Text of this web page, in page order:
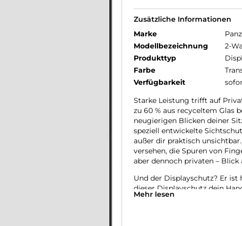
Zusätzliche Informationen
Marke
Modellbezeichnung
2-
Produkttyp
Farbe
Verfügbarkeit
Starke Leistung trifft auf
zu 60 % aus recyceltem Glas
neugierigen Blicken deiner
speziell entwickelte
außer dir praktisch
versehen, die Spuren von
aber dennoch privaten –
Und der Displayschutz? Er
dieser Displayschutz dein
anderen Gefahren des
Mehr lesen